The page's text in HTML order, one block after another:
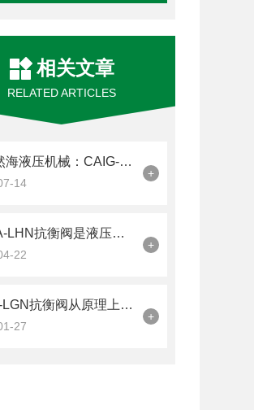
相关文章
RELATED ARTICLES
上海然海液压机械：CAIG-LGN抗衡阀的品质之选——实测数据解析
14
+
CBEA-LHN抗衡阀是液压系统中的平衡卫士
22
+
CAIG-LGN抗衡阀从原理上可分解为以下三个层面
27
+